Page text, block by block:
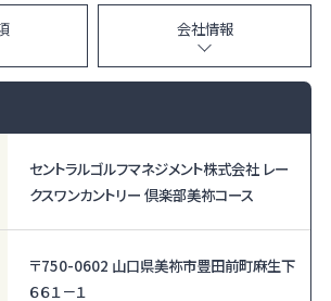
会社情報
セントラルゴルフマネジメント株式会社 レー
クスワンカントリー 倶楽部美祢コース
〒750-0602 山口県美祢市豊田前町麻生下
６６１－１